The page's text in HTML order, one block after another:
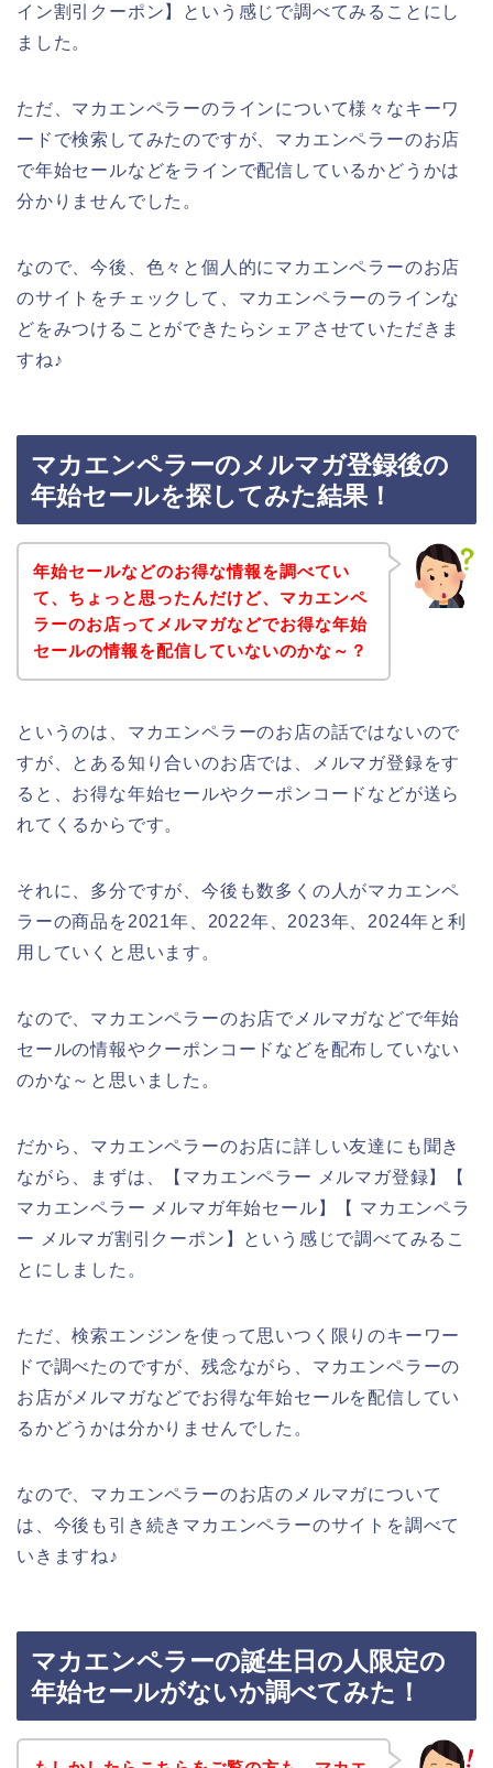
イン割引クーポン】という感じで調べてみることにし
ました。
ただ、マカエンペラーのラインについて様々なキーワ
ードで検索してみたのですが、マカエンペラーのお店
で年始セールなどをラインで配信しているかどうかは
分かりませんでした。
なので、今後、色々と個人的にマカエンペラーのお店
のサイトをチェックして、マカエンペラーのラインな
どをみつけることができたらシェアさせていただきま
すね♪
マカエンペラーのメルマガ登録後の
年始セールを探してみた結果！
年始セールなどのお得な情報を調べてい
て、ちょっと思ったんだけど、マカエンペ
ラーのお店ってメルマガなどでお得な年始
セールの情報を配信していないのかな～？
というのは、マカエンペラーのお店の話ではないので
すが、とある知り合いのお店では、メルマガ登録をす
ると、お得な年始セールやクーポンコードなどが送ら
れてくるからです。
それに、多分ですが、今後も数多くの人がマカエンペ
ラーの商品を2021年、2022年、2023年、2024年と利
用していくと思います。
なので、マカエンペラーのお店でメルマガなどで年始
セールの情報やクーポンコードなどを配布していない
のかな～と思いました。
だから、マカエンペラーのお店に詳しい友達にも聞き
ながら、まずは、【マカエンペラー メルマガ登録】【
マカエンペラー メルマガ年始セール】【 マカエンペラ
ー メルマガ割引クーポン】という感じで調べてみるこ
とにしました。
ただ、検索エンジンを使って思いつく限りのキーワー
ドで調べたのですが、残念ながら、マカエンペラーの
お店がメルマガなどでお得な年始セールを配信してい
るかどうかは分かりませんでした。
なので、マカエンペラーのお店のメルマガについて
は、今後も引き続きマカエンペラーのサイトを調べて
いきますね♪
マカエンペラーの誕生日の人限定の
年始セールがないか調べてみた！